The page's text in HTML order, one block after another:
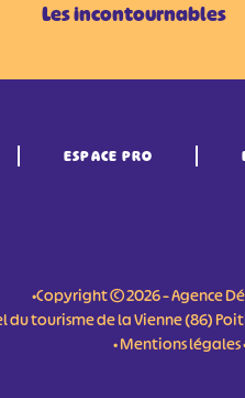
Les incontournables
ESPACE PRO
•Copyright © 2026 – Agence
du tourisme de la Vienne (86)
•Mentions légales